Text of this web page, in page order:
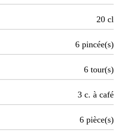
20 cl
6 pincée(s)
6 tour(s)
3 c. à café
6 pièce(s)